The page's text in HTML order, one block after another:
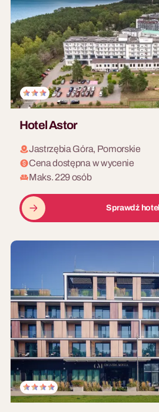
Hotel Astor
Jastrzębia Góra, Pomorskie
Cena dostępna w wycenie
Maks. 229 osób
Sprawdź hotel